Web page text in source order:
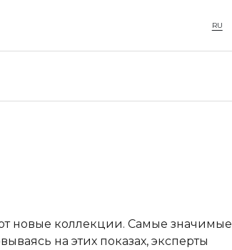
RU
новые коллекции. Самые значимые
на этих показах, эксперты